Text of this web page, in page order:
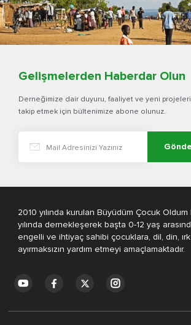
Gelişmelerden Haberdar Olun
Derneğimize dair duyuru, faaliyet ve yeni
takip etmek için bültenimize abone olunuz.
2010 yılında kurulan Büyüdüm Çocuk
yılında dernekleşerek başta 0-12 yaş
engelli ve ihtiyaç sahibi çocuklara, dil, din,
ayırmaksızın yardım etmeyi amaçlamaktadır.